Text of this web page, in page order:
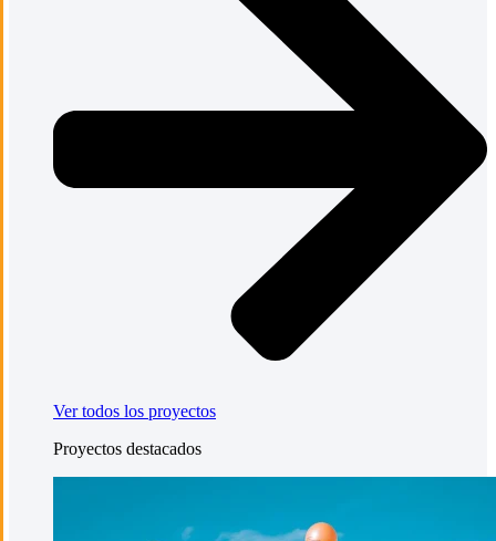
Ver todos los proyectos
Proyectos destacados